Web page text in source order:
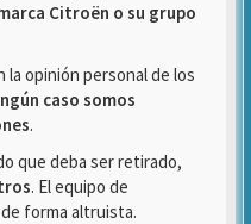
Citroën o su grupo
la opinión personal de los
caso somos
.
que deba ser retirado,
. El equipo de
forma altruista.